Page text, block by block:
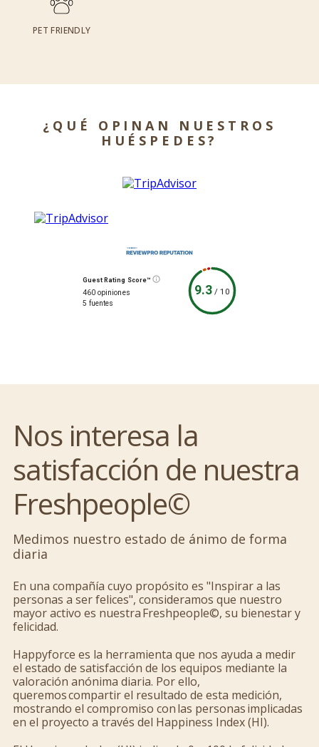
PET FRIENDLY
¿QUÉ OPINAN NUESTROS
HUÉSPEDES?
Guest Rating Score™
460 opiniones
5 fuentes
9.3/ 10
Nos interesa la
satisfacción de nuestra
Freshpeople©
Medimos nuestro estado de ánimo de forma
diaria
En una compañía cuyo propósito es "Inspirar a las
personas a ser felices", consideramos que nuestro
mayor activo es nuestra Freshpeople©, su bienestar y
felicidad.
Happyforce es la herramienta que nos ayuda a medir
el estado de satisfacción de los equipos mediante la
valoración anónima diaria. Por ello,
queremos compartir el resultado de esta medición,
mostrando el compromiso con las personas implicadas
en el proyecto a través del Happiness Index (HI).